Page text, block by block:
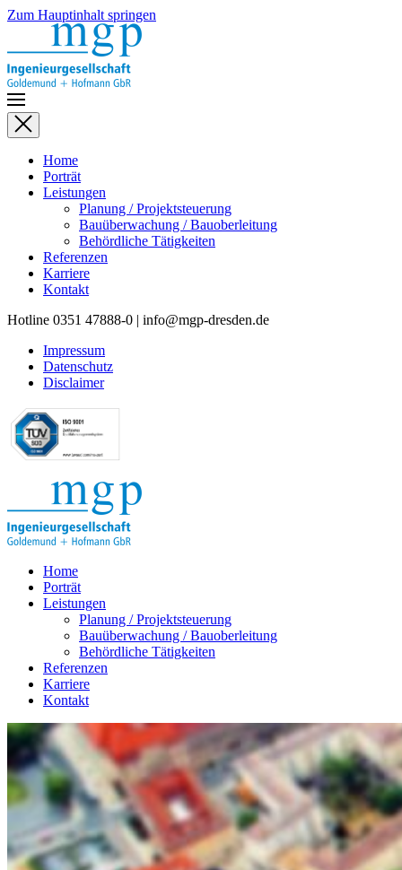
Zum Hauptinhalt springen
Home
Porträt
Leistungen
Planung / Projektsteuerung
Bauüberwachung / Bauoberleitung
Behördliche Tätigkeiten
Referenzen
Karriere
Kontakt
Hotline 0351 47888-0 | info@mgp-dresden.de
Impressum
Datenschutz
Disclaimer
Home
Porträt
Leistungen
Planung / Projektsteuerung
Bauüberwachung / Bauoberleitung
Behördliche Tätigkeiten
Referenzen
Karriere
Kontakt